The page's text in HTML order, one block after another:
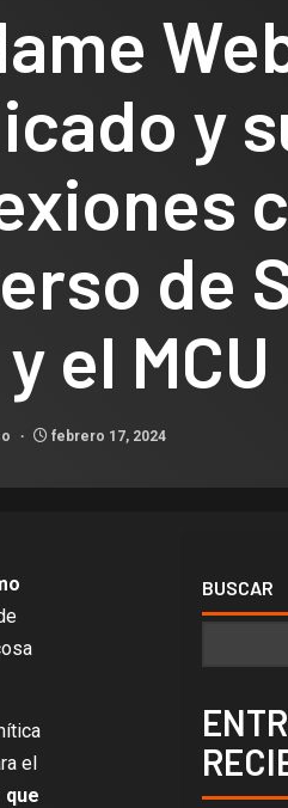
y
de
el MCU
febrero 17, 2024
el
BUSCAR